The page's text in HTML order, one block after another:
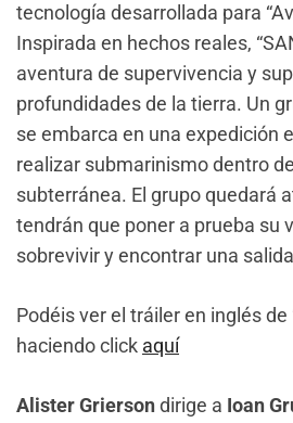
tecnología desarrollada para
Inspirada en hechos reales,
aventura de supervivencia y
profundidades de la tierra. Un
se embarca en una expedición
realizar submarinismo dentro
subterránea. El grupo quedará
tendrán que poner a prueba su
sobrevivir y encontrar una
Podéis ver el tráiler en inglés de
haciendo click aquí
Alister Griersondirige a Ioan